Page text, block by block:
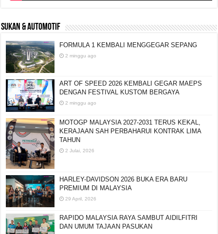
SUKAN & AUTOMOTIF
FORMULA 1 KEMBALI MENGGEGAR SEPANG
2 minggu ago
ART OF SPEED 2026 KEMBALI GEGAR MAEPS
DENGAN FESTIVAL KUSTOM BERGAYA
2 minggu ago
MOTOGP MALAYSIA 2027-2031 TERUS KEKAL,
KERAJAAN SAH PERBAHARUI KONTRAK LIMA
TAHUN
2 Julai, 2026
HARLEY-DAVIDSON 2026 BUKA ERA BARU
PREMIUM DI MALAYSIA
29 April, 2026
RAPIDO MALAYSIA RAYA SAMBUT AIDILFITRI
DAN UMUM TAJAAN PASUKAN